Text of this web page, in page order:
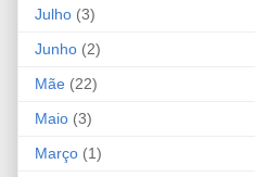
Julho (3)
Junho (2)
Mãe (22)
Maio (3)
Março (1)